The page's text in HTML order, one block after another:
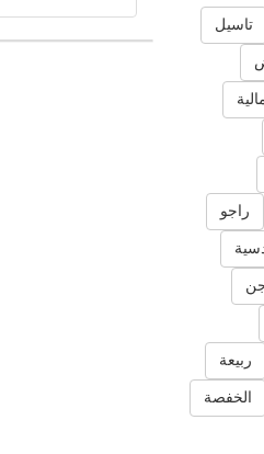
تاسيل
راجو
ربيعة
الخفصة